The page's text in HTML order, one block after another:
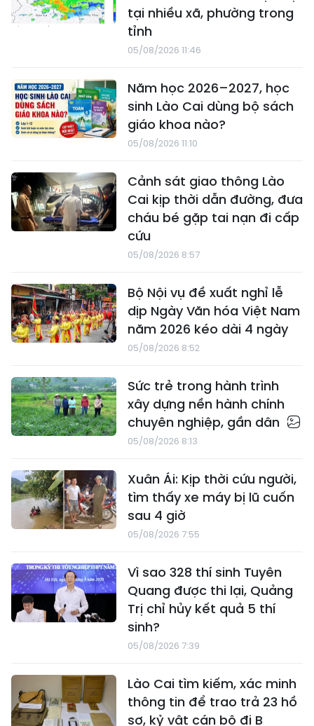
tại nhiều xã, phường trong
tỉnh
05/08/2026 11:46
Năm học 2026–2027, học
sinh Lào Cai dùng bộ sách
giáo khoa nào?
05/08/2026 11:10
Cảnh sát giao thông Lào
Cai kịp thời dẫn đường, đưa
cháu bé gặp tai nạn đi cấp
cứu
05/08/2026 8:57
Bộ Nội vụ đề xuất nghỉ lễ
dịp Ngày Văn hóa Việt Nam
năm 2026 kéo dài 4 ngày
05/08/2026 8:52
Sức trẻ trong hành trình
xây dựng nền hành chính
chuyên nghiệp, gần dân
05/08/2026 8:13
Xuân Ái: Kịp thời cứu người,
tìm thấy xe máy bị lũ cuốn
sau 4 giờ
05/08/2026 7:55
Vì sao 328 thí sinh Tuyên
Quang được thi lại, Quảng
Trị chỉ hủy kết quả 5 thí
sinh?
05/08/2026 7:39
Lào Cai tìm kiếm, xác minh
thông tin để trao trả 23 hồ
sơ, kỷ vật cán bộ đi B